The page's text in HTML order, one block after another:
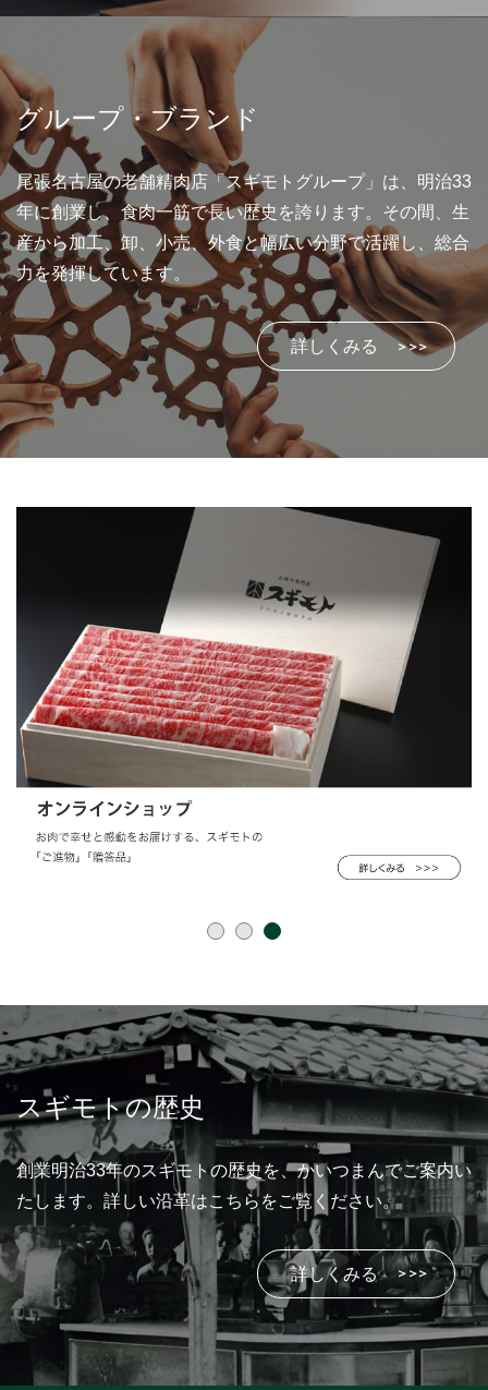
グループ・ブランド
尾張名古屋の老舗精肉店「スギモトグループ」は、明治33
年に創業し、食肉一筋で長い歴史を誇ります。その間、生
産から加工、卸、小売、外食と幅広い分野で活躍し、総合
力を発揮しています。
詳しくみる
1 2 3
スギモトの歴史
創業明治33年のスギモトの歴史を、かいつまんでご案内い
たします。詳しい沿革はこちらをご覧ください。
詳しくみる